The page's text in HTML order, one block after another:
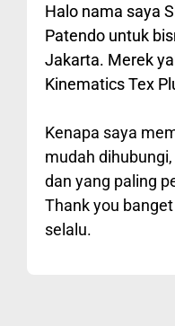
Halo nama saya
Patendo untuk
Jakarta. Merek
Kinematics Tex
Kenapa saya
mudah
dan yang paling
Thank you
selalu.